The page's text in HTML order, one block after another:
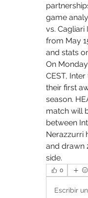
game
vs. Cagliari
from May
and stats
On
CEST,
their first
season.
match will
between
Nerazzurri
and drawn
side.
0
Escribir